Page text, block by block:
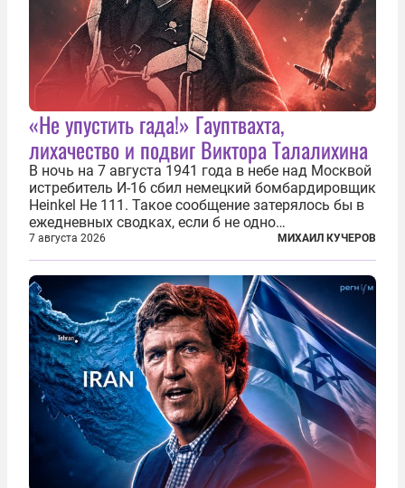
«Не упустить гада!» Гауптвахта,
лихачество и подвиг Виктора Талалихина
В ночь на 7 августа 1941 года в небе над Москвой
истребитель И-16 сбил немецкий бомбардировщик
Heinkel He 111. Такое сообщение затерялось бы в
ежедневных сводках, если б не одно
обстоятельство. Это был один из первых в
истории отечественной авиации ночных таранов.
У пилота — младшего лейтенанта...
7 августа 2026 МИХАИЛ КУЧЕРОВ